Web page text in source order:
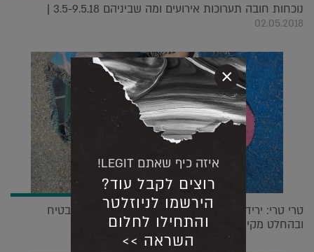
נוכחות חובה תערוכות אירועים ומה שביניהם 3.5-9.5.18 |
02.05.2018
טרי טרי: יריד האמנות והעיצוב שחוזר בפעם ה 15 מבטיח
ובהחלט מקיים |
01.07.2024
איזה כיף שאתם LEGIT!
רוצים לקבל עוד?
הירשמו לניוזלטר
והתחילו לחלום
השראה >>
×